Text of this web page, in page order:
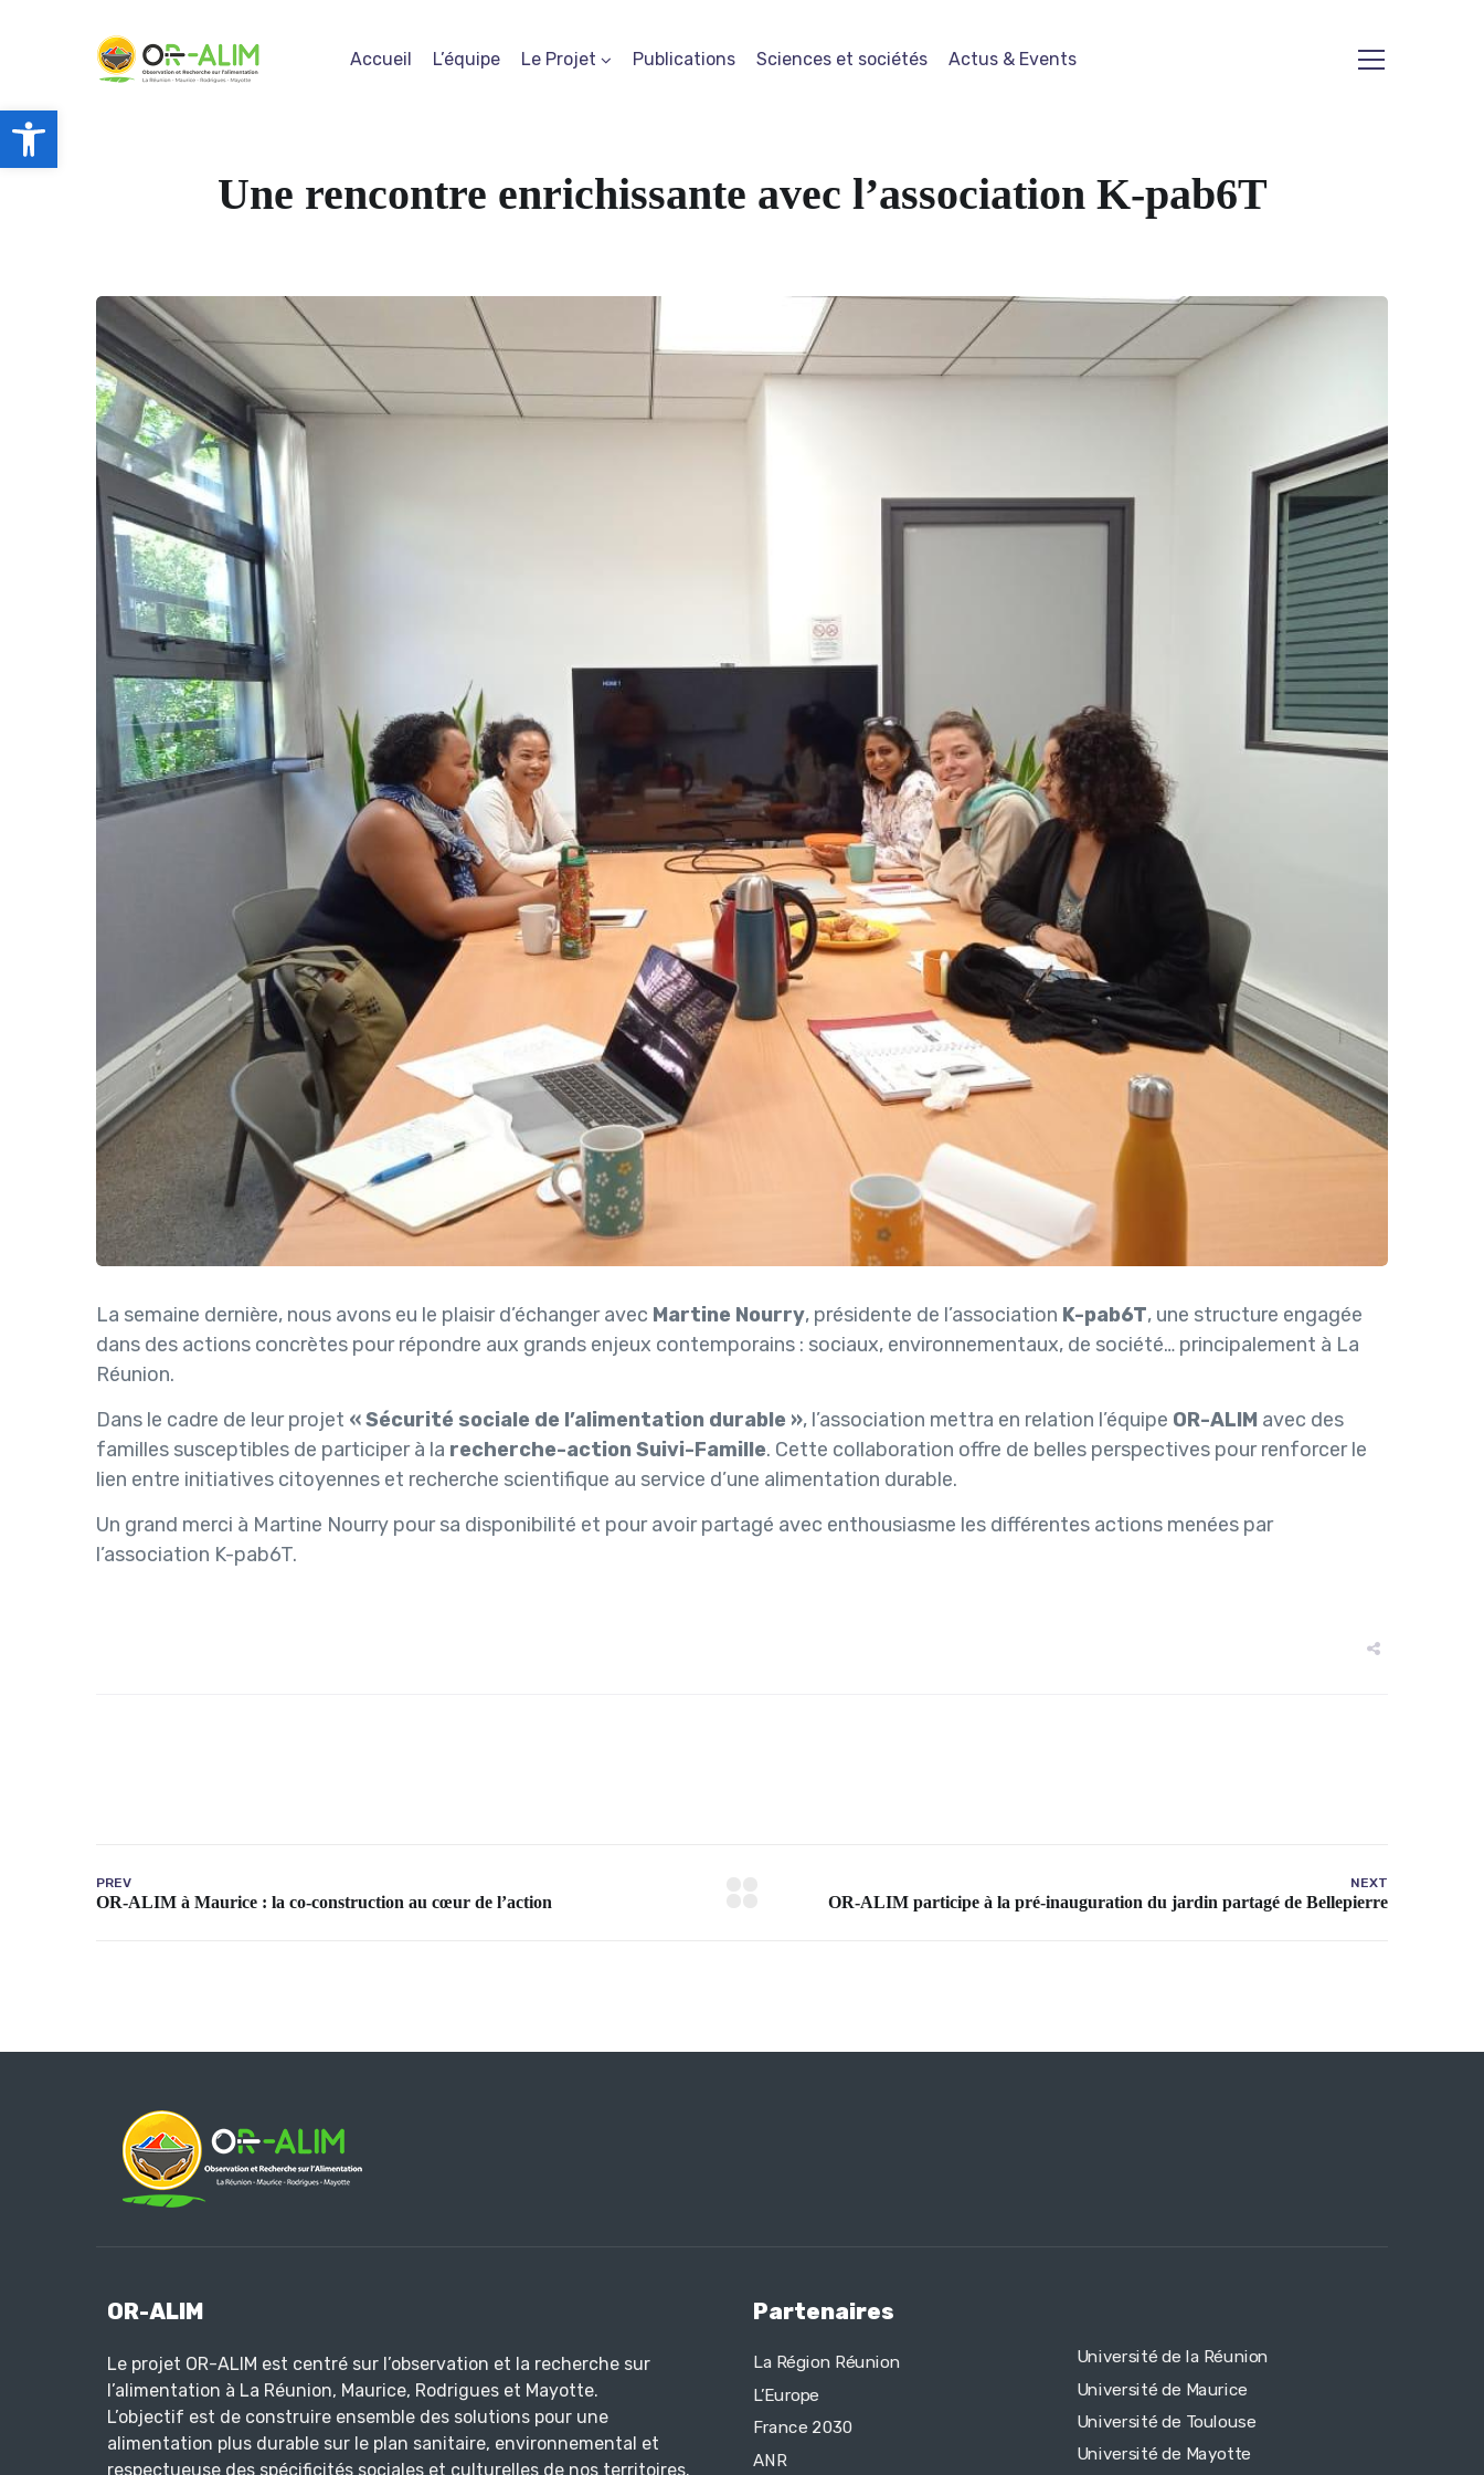
Ouvrir la barre d’outils
Accueil L’équipe Le Projet Publications Sciences et sociétés Actus & Events
Une rencontre enrichissante avec l’association K-pab6T
La semaine dernière, nous avons eu le plaisir d’échanger avec Martine Nourry, présidente de l’association K-pab6T, une structure engagée
dans des actions concrètes pour répondre aux grands enjeux contemporains : sociaux, environnementaux, de société… principalement à La
Réunion.
Dans le cadre de leur projet « Sécurité sociale de l’alimentation durable », l’association mettra en relation l’équipe OR-ALIM avec des
familles susceptibles de participer à la recherche-action Suivi-Famille. Cette collaboration offre de belles perspectives pour renforcer le
lien entre initiatives citoyennes et recherche scientifique au service d’une alimentation durable.
Un grand merci à Martine Nourry pour sa disponibilité et pour avoir partagé avec enthousiasme les différentes actions menées par
l’association K-pab6T.
PREV NEXT
OR-ALIM
Le projet OR-ALIM est centré sur l’observation et la recherche sur
l’alimentation à La Réunion, Maurice, Rodrigues et Mayotte.
L’objectif est de construire ensemble des solutions pour une
alimentation plus durable sur le plan sanitaire, environnemental et
respectueuse des spécificités sociales et culturelles de nos territoires.
Partenaires
La Région Réunion
L’Europe
France 2030
ANR
Université de la Réunion
Université de Maurice
Université de Toulouse
Université de Mayotte